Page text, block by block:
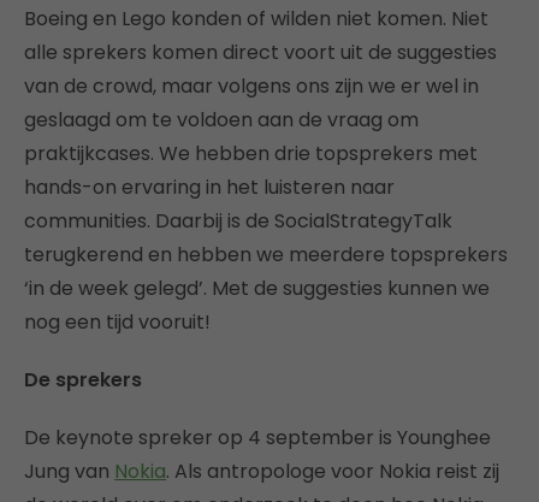
Boeing en Lego konden of wilden niet komen. Niet
alle sprekers komen direct voort uit de suggesties
van de crowd, maar volgens ons zijn we er wel in
geslaagd om te voldoen aan de vraag om
praktijkcases. We hebben drie topsprekers met
hands-on ervaring in het luisteren naar
communities. Daarbij is de SocialStrategyTalk
terugkerend en hebben we meerdere topsprekers
‘in de week gelegd’. Met de suggesties kunnen we
nog een tijd vooruit!
De sprekers
De keynote spreker op 4 september is Younghee
Jung van Nokia. Als antropologe voor Nokia reist zij